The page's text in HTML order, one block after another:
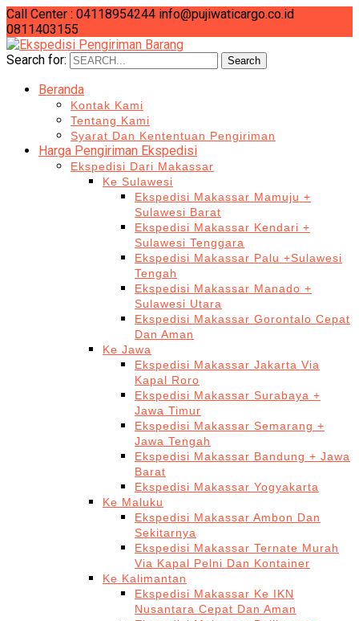
Call Center : 04118954244 info@pujiwaticargo.co.id
0811403155
Search for:
Search
Beranda
Kontak Kami
Tentang Kami
Syarat Dan Kententuan Pengiriman
Harga Pengiriman Ekspedisi
Ekspedisi Dari Makassar
Ke Sulawesi
Ekspedisi Makassar Mamuju +
Sulawesi Barat
Ekspedisi Makassar Kendari +
Sulawesi Tenggara
Ekspedisi Makassar Palu +Sulawesi
Tengah
Ekspedisi Makassar Manado +
Sulawesi Utara
Ekspedisi Makassar Gorontalo Cepat
Dan Aman
Ke Jawa
Ekspedisi Makassar Jakarta Via
Kapal Roro
Ekspedisi Makassar Surabaya +
Jawa Timur
Ekspedisi Makassar Semarang +
Jawa Tengah
Ekspedisi Makassar Bandung + Jawa
Barat
Ekspedisi Makassar Yogyakarta
Ke Maluku
Ekspedisi Makassar Ambon Dan
Sekitarnya
Ekspedisi Makassar Ternate Murah
Via Kapal Pelni Dan Kontainer
Ke Kalimantan
Ekspedisi Makassar Ke IKN
Nusantara Cepat Dan Aman